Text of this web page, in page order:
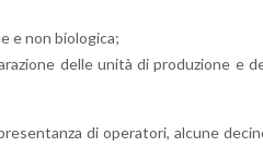
e non bio­lo­g­i­ca;
delle unità di pro­du­zio­ne e
di ope­ra­to­ri, al­cu­ne